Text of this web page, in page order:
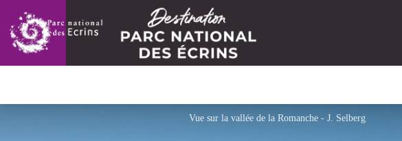
Vue sur la vallée de la Romanche - J. Selberg